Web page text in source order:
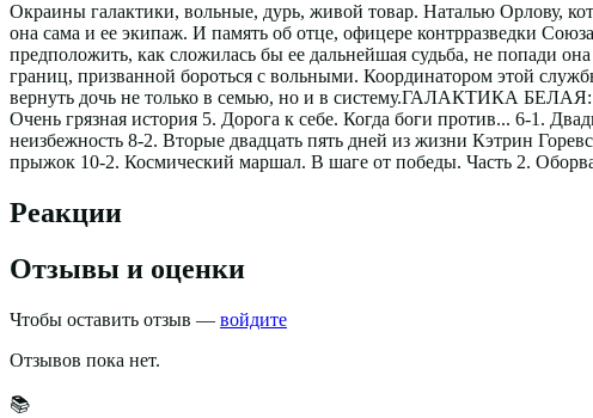
Окраины галактики, вольные, дурь, живой товар. Наталью Орлову,
она сама и ее экипаж. И память об отце, офицере контрразведки
предположить, как сложилась бы ее дальнейшая судьба, не попади
границ, призванной бороться с вольными. Координатором этой
вернуть дочь не только в семью, но и в систему.ГАЛАКТИКА
Очень грязная история 5. Дорога к себе. Когда боги против... 6-1.
неизбежность 8-2. Вторые двадцать пять дней из жизни Кэтрин
прыжок 10-2. Космический маршал. В шаге от победы. Часть 2.
Реакции
Отзывы и оценки
Чтобы оставить отзыв — войдите
Отзывов пока нет.
📚